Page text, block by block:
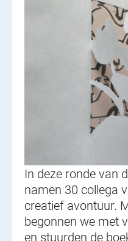
In deze ronde van
namen 30 collega
creatief avontuur.
begonnen we met
en stuurden de